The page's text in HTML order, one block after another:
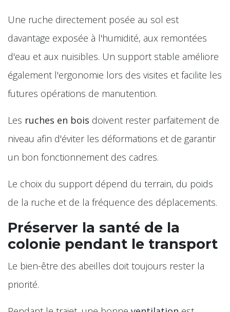
Une ruche directement posée au sol est
davantage exposée à l'humidité, aux remontées
d'eau et aux nuisibles. Un support stable améliore
également l'ergonomie lors des visites et facilite les
futures opérations de manutention.
Les ruches en bois doivent rester parfaitement de
niveau afin d'éviter les déformations et de garantir
un bon fonctionnement des cadres.
Le choix du support dépend du terrain, du poids
de la ruche et de la fréquence des déplacements.
Préserver la santé de la
colonie pendant le transport
Le bien-être des abeilles doit toujours rester la
priorité.